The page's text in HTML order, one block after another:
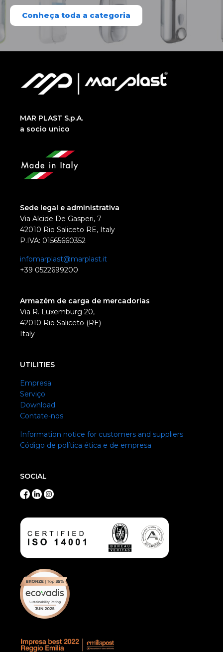
Conheça toda a categoria
MAR PLAST S.p.A.
a socio unico
Sede legal e administrativa
Via Alcide De Gasperi, 7
42010 Rio Saliceto RE, Italy
P.IVA: 01565660352
infomarplast@marplast.it
+39 0522699200
Armazém de carga de mercadorias
Via R. Luxemburg 20,
42010 Rio Saliceto (RE)
Italy
UTILITIES
Empresa
Serviço
Download
Contate-nos
Information notice for customers and suppliers
Código de política ética e de empresa
SOCIAL